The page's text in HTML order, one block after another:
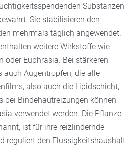
Substanzen
Sie stabilisieren den
mehrmals täglich angewendet.
weitere Wirkstoffe wie
oder Euphrasia. Bei stärkeren
auch Augentropfen, die alle
also auch die Lipidschicht,
bei Bindehautreizungen können
verwendet werden. Die Pflanze,
ist für ihre reizlindernde
reguliert den Flüssigkeitshaushalt